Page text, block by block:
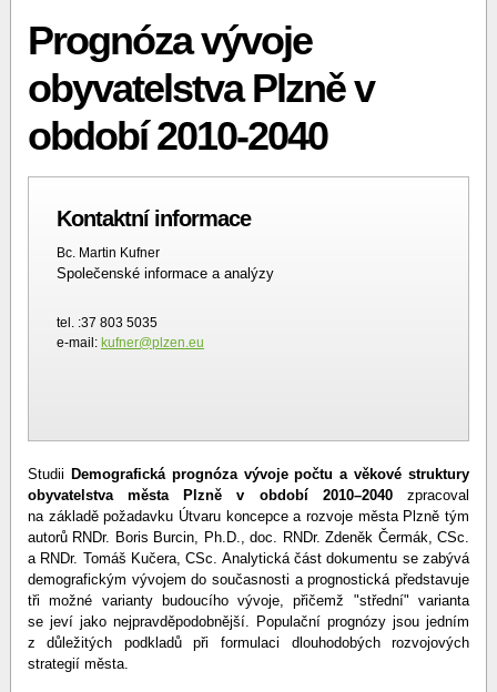
Prognóza vývoje
obyvatelstva Plzně v
období 2010-2040
Kontaktní informace
Bc. Martin Kufner
Společenské informace a analýzy
tel. :37 803 5035
e-mail: kufner@plzen.eu
Studii Demografická prognóza vývoje počtu a věkové struktury
obyvatelstva města Plzně v období 2010–2040zpracoval
na základě požadavku Útvaru koncepce a rozvoje města Plzně tým
autorů RNDr. Boris Burcin, Ph.D., doc. RNDr. Zdeněk Čermák, CSc.
a RNDr. Tomáš Kučera, CSc. Analytická část dokumentu se zabývá
demografickým vývojem do současnosti a prognostická představuje
tři možné varianty budoucího vývoje, přičemž "střední" varianta
se jeví jako nejpravděpodobnější. Populační prognózy jsou jedním
z důležitých podkladů při formulaci dlouhodobých rozvojových
strategií města.